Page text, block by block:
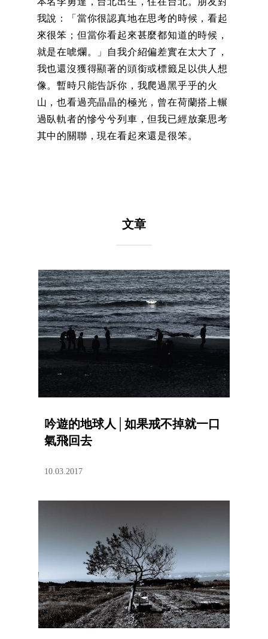
我說：「當你很認真地在思考的時候，看起
來很笨；但當你看起來甚麼都知道的時候，
就是在唬爛。」自我介紹偏差實在太大了，
我也還沒獲得顯著的頭銜或標籤足以供人想
像。暫時只能告訴你，我爬過黑乎乎的火
山，也看過亮晶晶的極光，曾在荷蘭搭上輾
過臥軌者的慘兮兮列車，但我已經放棄思考
其中的關聯，現在看起來還是很笨。
文章
吟遊的地球人│如果戒不掉就一口
氣飛回去
10.03.2017